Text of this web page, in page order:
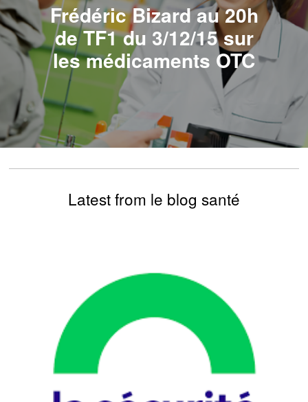
Frédéric Bizard au 20h
de TF1 du 3/12/15 sur
les médicaments OTC
Latest from le blog santé